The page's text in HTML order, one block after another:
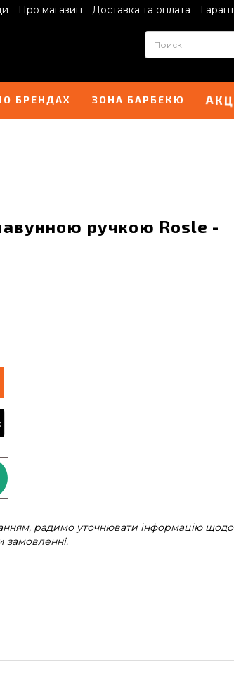
Про магазин Доставка та оплата
БРЕНДАХ ЗОНА БАРБЕКЮ АКЦ
ручкою Rosle -
радимо уточнювати інформацію щодо
замовленні.